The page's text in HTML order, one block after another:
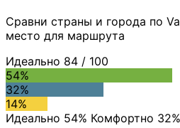
Сравни страны и города по
место для маршрута
Идеально 84 / 100
54%
32%
14%
Идеально 54% Комфортно 32%